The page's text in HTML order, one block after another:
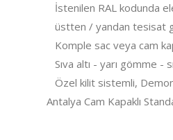
İstenilen RAL kodunda
üstten / yandan tesisat
Komple sac veya cam
Sıva altı - yarı gömme -
Özel kilit sistemli,
Antalya Cam Kapaklı